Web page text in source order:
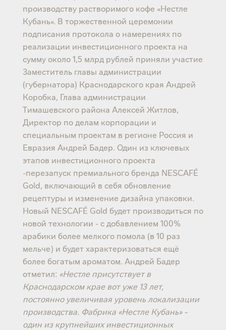
производству растворимого кофе «Нестле
Кубань». В торжественной церемонии
подписания протокола о намерениях по
реализации инвестиционного проекта на
сумму около 1,5 млрд рублей приняли участие
Заместитель главы администрации
(губернатора) Краснодарского края Андрей
Коробка, Глава администрации
Тимашевского района Алексей Житлов,
Директор по делам корпорации и
специальным проектам в регионе Россия и
Евразия Андрей Бадер. Один из ключевых
этапов инвестиционного проекта
-перезапуск премиального бренда NESCAFÉ
Gold, включающий в себя обновление
рецептуры и изменение дизайна упаковки.
Новый NESCAFÉ Gold будет производиться по
новой технологии - с добавлением 100%
арабики более мелкого помола (в 10 раз
мельче) и будет характеризоваться ещё
более богатым ароматом. Андрей Бадер
отметил: «Нестле присутствует в
Краснодарском крае вот уже 13 лет,
постоянно увеличивая уровень локализации
производства. Фабрика «Нестле Кубань» -
один из крупнейших инвестиционных